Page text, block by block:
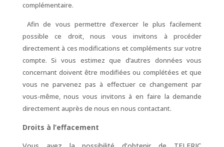
complémentaire.
Afin de vous permettre d’exercer le plus facilement
possible ce droit, nous vous invitons à procéder
directement à ces modifications et compléments sur votre
compte. Si vous estimez que d’autres données vous
concernant doivent être modifiées ou complétées et que
vous ne parvenez pas à effectuer ce changement par
vous-même, nous vous invitons à en faire la demande
directement auprès de nous en nous contactant.
Droits à l’effacement